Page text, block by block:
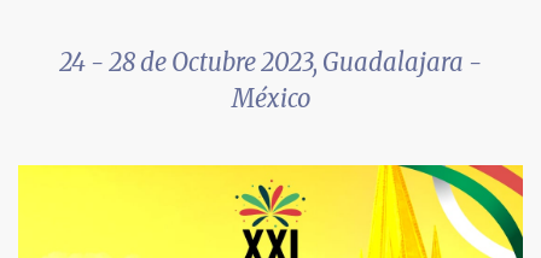
24 - 28 de Octubre 2023, Guadalajara -
México